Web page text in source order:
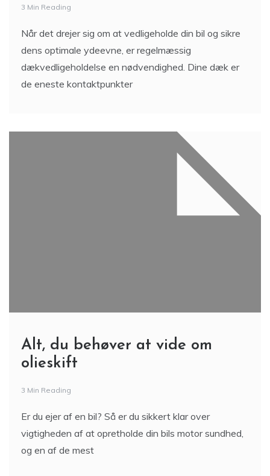
3 Min Reading
Når det drejer sig om at vedligeholde din bil og sikre
dens optimale ydeevne, er regelmæssig
dækvedligeholdelse en nødvendighed. Dine dæk er
de eneste kontaktpunkter
Alt, du behøver at vide om
olieskift
3 Min Reading
Er du ejer af en bil? Så er du sikkert klar over
vigtigheden af at opretholde din bils motor sundhed,
og en af de mest